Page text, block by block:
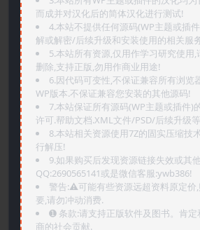
而成并对汉化后的简体汉化进行测试!
4.本站不提供任何源码(WP主题或插
解或解密/后续升级和安装使用的相关服
5.本站所有资源,仅用作学习研究使用
删除,支持正版,勿用作商业用途!
6.因代码可变性,不保证兼容所有浏览
WP版本.不保证兼容您安装的其他源码!
7.本站保证所有源码(WP主题或插件)
许可.帮助文档.XML文件/PSD/后续升级
8.本站相关资源使用7Z的固实压缩技
行解压!
9.如果购买后发现资源链接失效或其
QQ:2690565141或是微信客服:ywb386!
警告:⚠️可能有些资源远超资料原定价
要,请勿冲动消费.
➊️ 条款:请支持正版软件及图书。肯定
商的社会贡献.